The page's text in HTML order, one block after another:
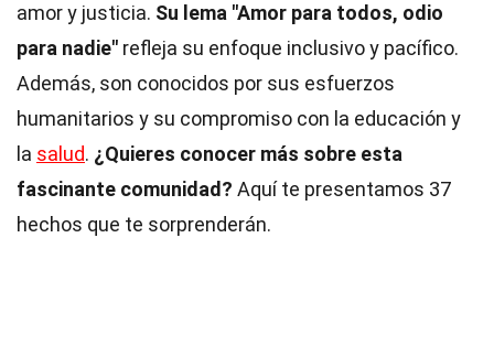
amor y justicia. Su lema "Amor para todos, odio
para nadie" refleja su enfoque inclusivo y pacífico.
Además, son conocidos por sus esfuerzos
humanitarios y su compromiso con la educación y
la salud. ¿Quieres conocer más sobre esta
fascinante comunidad? Aquí te presentamos 37
hechos que te sorprenderán.